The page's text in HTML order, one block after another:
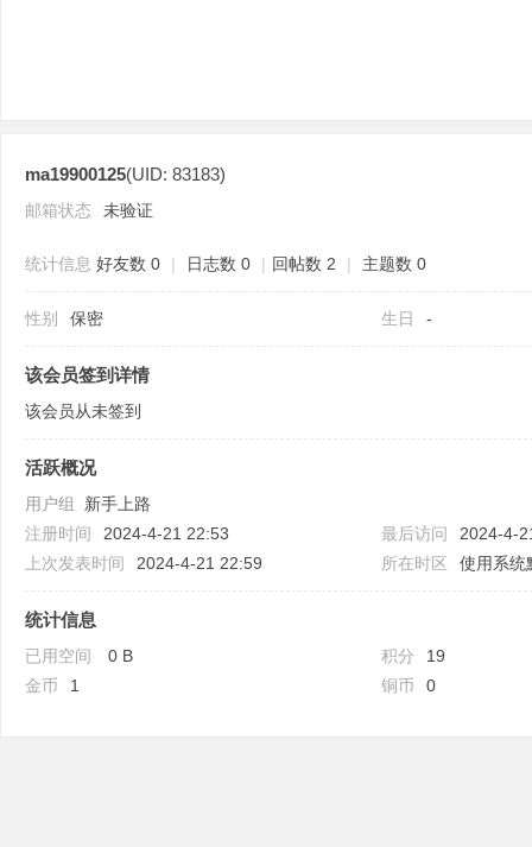
ma19900125(UID: 83183)
邮箱状态 未验证
统计信息 好友数 0 | 日志数 0 | 回帖数 2 | 主题数 0
性别 保密 生日 -
该会员签到详情
该会员从未签到
活跃概况
用户组 新手上路
注册时间
2024-4-21 22:53 最后访问
2024-4-
上次发表时间
2024-4-21 22:59 所在时区 使用系统
统计信息
已用空间 0 B 积分
19
金币
1 铜币 0